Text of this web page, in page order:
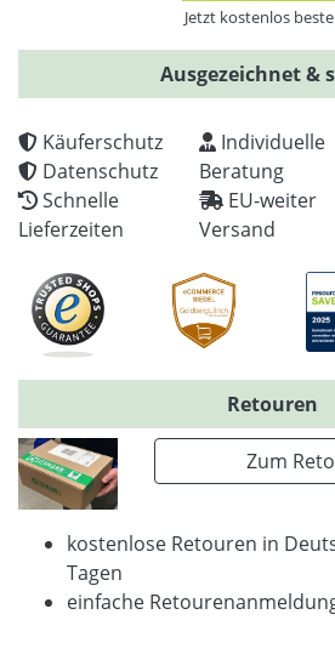
Jetzt kostenlos
Ausgezeichnet &
Käuferschutz
Datenschutz
Schnelle
Lieferzeiten
Individuelle
Beratung
EU-weiter
Versand
Retouren
Zum
kostenlose Retouren in
Tagen
einfache